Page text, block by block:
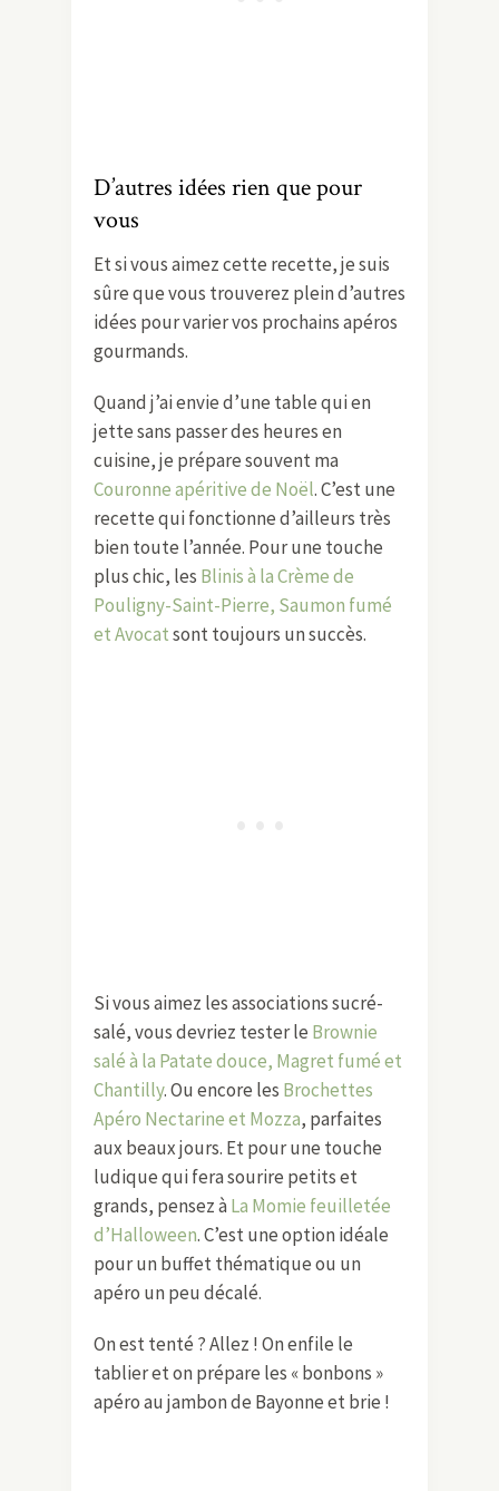
D’autres idées rien que pour
vous
Et si vous aimez cette recette, je suis
sûre que vous trouverez plein d’autres
idées pour varier vos prochains apéros
gourmands.
Quand j’ai envie d’une table qui en
jette sans passer des heures en
cuisine, je prépare souvent ma
Couronne apéritive de Noël. C’est une
recette qui fonctionne d’ailleurs très
bien toute l’année. Pour une touche
plus chic, les Blinis à la Crème de
Pouligny-Saint-Pierre, Saumon fumé
et Avocatsont toujours un succès.
Si vous aimez les associations sucré-
salé, vous devriez tester le Brownie
salé à la Patate douce, Magret fumé et
Chantilly. Ou encore les Brochettes
Apéro Nectarine et Mozza, parfaites
aux beaux jours. Et pour une touche
ludique qui fera sourire petits et
grands, pensez à La Momie feuilletée
d’Halloween. C’est une option idéale
pour un buffet thématique ou un
apéro un peu décalé.
On est tenté ? Allez ! On enfile le
tablier et on prépare les « bonbons »
apéro au jambon de Bayonne et brie !